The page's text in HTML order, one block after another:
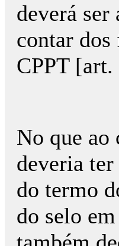
deverá ser
contar dos
CPPT [art.
No que ao
deveria
do termo
do selo